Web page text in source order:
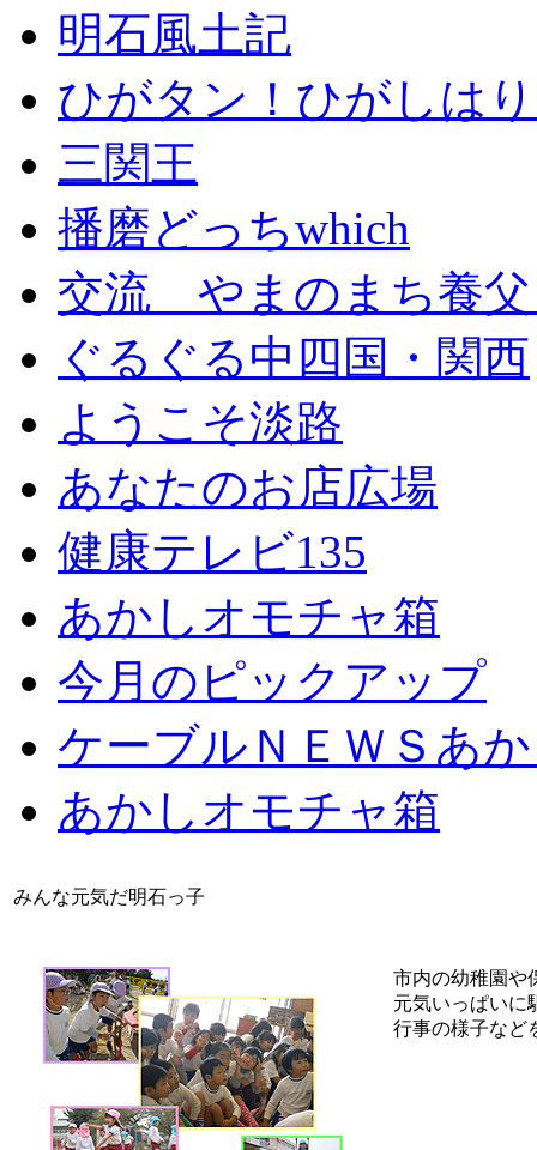
明石風土記
ひがタン！ひがしは
三関王
播磨どっちwhich
交流 やまのまち養父
ぐるぐる中四国・関西
ようこそ淡路
あなたのお店広場
健康テレビ135
あかしオモチャ箱
今月のピックアップ
ケーブルＮＥＷＳあ
あかしオモチャ箱
みんな元気だ明石っ子
市内の幼稚園や
元気いっぱいに
行事の様子など